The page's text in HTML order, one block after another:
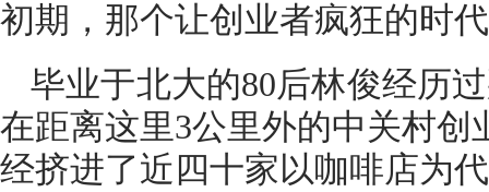
初期，那个让创业者疯狂的时
毕业于北大的80后林俊经历
在距离这里3公里外的中关村创
经挤进了近四十家以咖啡店为